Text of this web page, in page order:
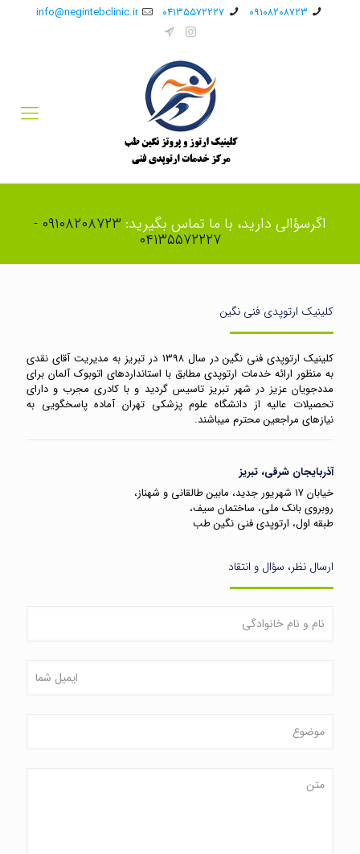
۰۹۱۰۸۲۰۸۷۲۳ ۰۴۱۳۵۵۷۲۲۲۷ info@negintebclinic.ir
اگرسؤالی دارید، با ما تماس بگیرید: ۰۹۱۰۸۲۰۸۷۲۳ -
۰۴۱۳۵۵۷۲۲۲۷
کلینیک ارتوپدی فنی نگین
کلینیک ارتوپدی فنی نگین در سال ۱۳۹۸ در تبریز به مدیریت آقای نقدی
به منظور ارائه خدمات ارتوپدی مطابق با استانداردهای اتوبوک آلمان برای
مددجویان عزیز در شهر تبریز تاسیس گردید و با کادری مجرب و دارای
تحصیلات عالیه از دانشگاه علوم پزشکی تهران آماده پاسخگویی به
نیازهای مراجعین محترم میباشند.
آذربایجان شرقی، تبریز
خیابان ۱۷ شهریور جدید، مابین طالقانی و شهناز،
روبروی بانک ملی، ساختمان سیف،
طبقه اول، ارتوپدی فنی نگین طب
ارسال نظر، سؤال و انتقاد